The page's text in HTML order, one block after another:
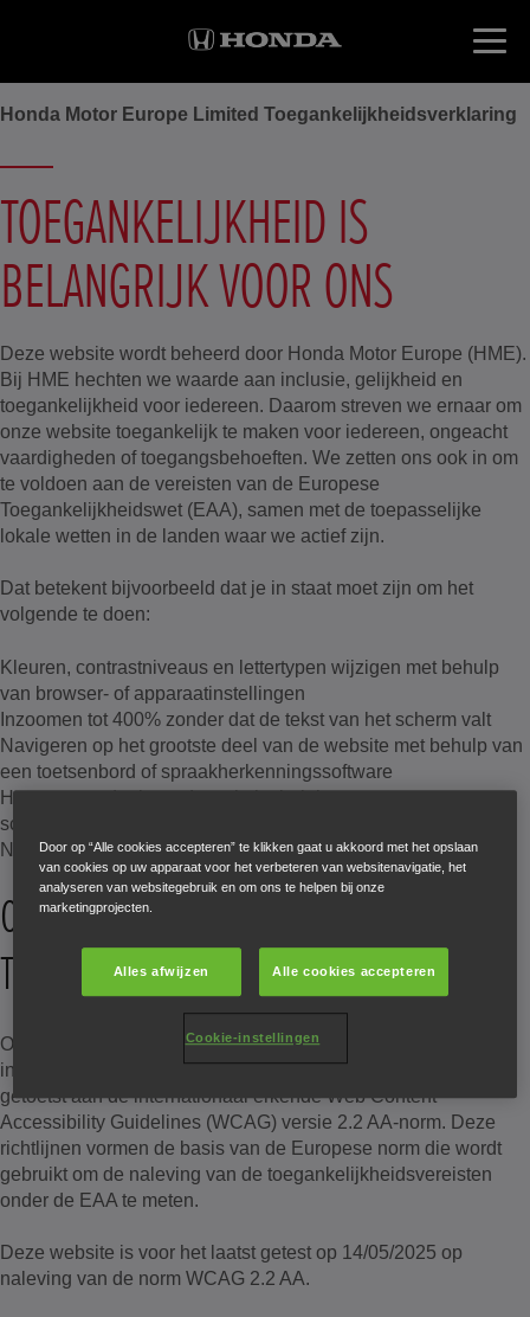
Honda Motor Europe Limited Toegankelijkheidsverklaring
TOEGANKELIJKHEID IS
BELANGRIJK VOOR ONS
Deze website wordt beheerd door Honda Motor Europe (HME).
Bij HME hechten we waarde aan inclusie, gelijkheid en
toegankelijkheid voor iedereen. Daarom streven we ernaar om
onze website toegankelijk te maken voor iedereen, ongeacht
vaardigheden of toegangsbehoeften. We zetten ons ook in om
te voldoen aan de vereisten van de Europese
Toegankelijkheidswet (EAA), samen met de toepasselijke
lokale wetten in de landen waar we actief zijn.
Dat betekent bijvoorbeeld dat je in staat moet zijn om het
volgende te doen:
Kleuren, contrastniveaus en lettertypen wijzigen met behulp
van browser- of apparaatinstellingen
Inzoomen tot 400% zonder dat de tekst van het scherm valt
Navigeren op het grootste deel van de website met behulp van
een toetsenbord of spraakherkenningssoftware
Het grootste deel van de website beluisteren met een
schermlezer (inclusief de meest recente versies van JAWS,
NVDA en VoiceOver)
ONZE ONLINE
TOEGANKELIJKHEIDSAUDIT
Onze website is geïmplementeerd met behulp van standaard
internettechnologieën, zoals HTML, CSS en JavaScript en is
getoetst aan de internationaal erkende Web Content
Accessibility Guidelines (WCAG) versie 2.2 AA-norm. Deze
richtlijnen vormen de basis van de Europese norm die wordt
gebruikt om de naleving van de toegankelijkheidsvereisten
onder de EAA te meten.
Deze website is voor het laatst getest op 14/05/2025 op
naleving van de norm WCAG 2.2 AA.
Door op “Alle cookies accepteren” te klikken gaat u akkoord met het opslaan
van cookies op uw apparaat voor het verbeteren van websitenavigatie, het
analyseren van websitegebruik en om ons te helpen bij onze
marketingprojecten.
Alles afwijzen Alle cookies accepteren
Cookie-instellingen